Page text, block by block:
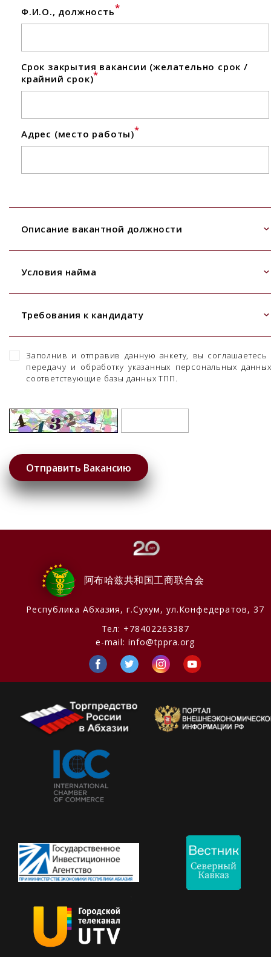
Ф.И.О., должность*
Срок закрытия вакансии (желательно срок /
крайний срок)*
Адрес (место работы)*
Описание вакантной должности
Условия найма
Требования к кандидату
Заполнив и отправив данную анкету, вы соглашаетесь
передачу и обработку указанных персональных
соответствующие базы данных ТПП.
阿布哈兹共和国工商联合会
Республика Абхазия, г.Сухум, ул.Конфедератов, 37
Тел: +78402263387
e-mail:info@tppra.org